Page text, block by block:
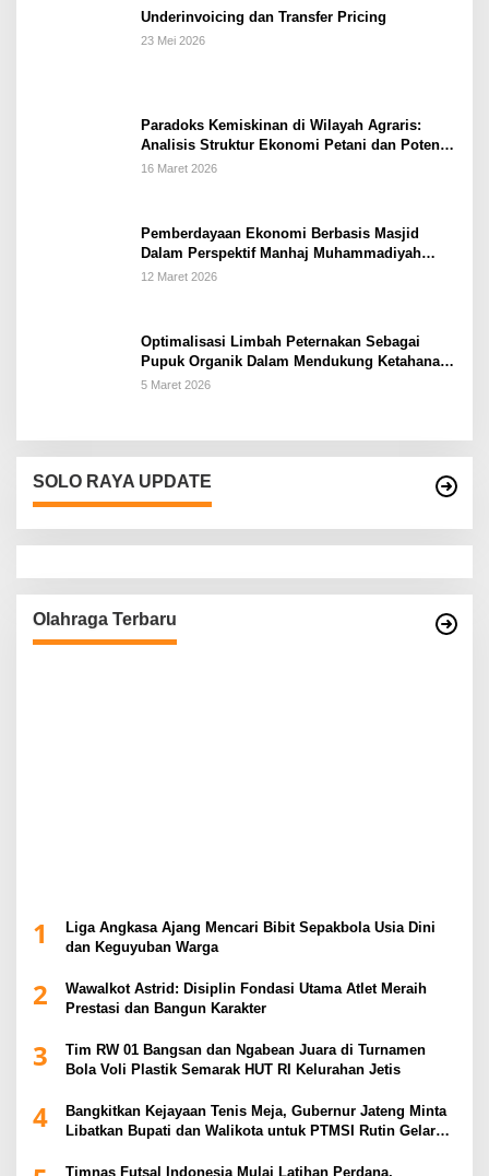
Underinvoicing dan Transfer Pricing
23 Mei 2026
Paradoks Kemiskinan di Wilayah Agraris:
Analisis Struktur Ekonomi Petani dan Potensi
Pemberdayaan Berbasis Masjid di Kabupaten
16 Maret 2026
Pemberdayaan Ekonomi Berbasis Masjid
Dalam Perspektif Manhaj Muhammadiyah
Untuk Penguatan Keluarga Sakinah di
12 Maret 2026
Optimalisasi Limbah Peternakan Sebagai
Pupuk Organik Dalam Mendukung Ketahanan
Pangan Rumah Tangga Petani di Kabupaten
5 Maret 2026
SOLO RAYA UPDATE
Olahraga Terbaru
1
Liga Angkasa Ajang Mencari Bibit Sepakbola Usia Dini
dan Keguyuban Warga
2
Wawalkot Astrid: Disiplin Fondasi Utama Atlet Meraih
Prestasi dan Bangun Karakter
3
Tim RW 01 Bangsan dan Ngabean Juara di Turnamen
Bola Voli Plastik Semarak HUT RI Kelurahan Jetis
4
Bangkitkan Kejayaan Tenis Meja, Gubernur Jateng Minta
Libatkan Bupati dan Walikota untuk PTMSI Rutin Gelar
Timnas Futsal Indonesia Mulai Latihan Perdana,